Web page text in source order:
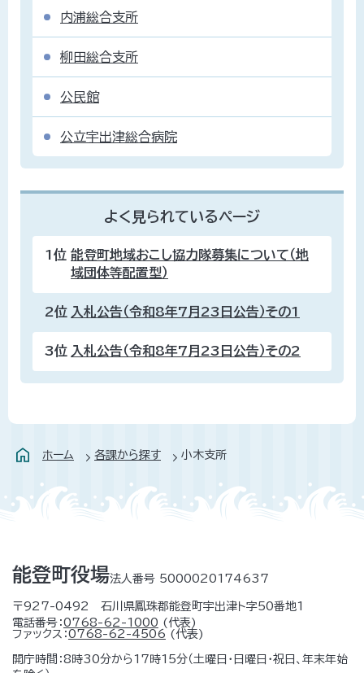
内浦総合支所
柳田総合支所
公民館
公立宇出津総合病院
よく見られているページ
1位 能登町地域おこし協力隊募集について（地
域団体等配置型）
2位 入札公告（令和8年7月23日公告）その1
3位 入札公告（令和8年7月23日公告）その2
ホーム 各課から探す 小木支所
能登町役場法人番号 5000020174637
〒927-0492 石川県鳳珠郡能登町宇出津ト字50番地1
電話番号：0768-62-1000 (代表)
ファックス：0768-62-4506 (代表)
開庁時間：8時30分から17時15分（土曜日・日曜日・祝日、年末年始